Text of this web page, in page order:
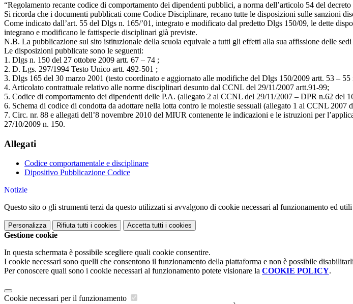
“Regolamento recante codice di comportamento dei dipendenti pubblici, a norma dell’articolo 54 del
Si ricorda che i documenti pubblicati come Codice Disciplinare, recano tutte le disposizioni sulle sanzioni
Come indicato dall’art. 55 del Dlgs n. 165/’01, integrato e modificato dal predetto Dlgs 150/09, le dette
integrano e modificano le fattispecie disciplinari già previste.
N.B. La pubblicazione sul sito istituzionale della scuola equivale a tutti gli effetti alla sua affissione delle
Le disposizioni pubblicate sono le seguenti:
1. Dlgs n. 150 del 27 ottobre 2009 artt. 67 – 74 ;
2. D. Lgs. 297/1994 Testo Unico artt. 492-501 ;
3. Dlgs 165 del 30 marzo 2001 (testo coordinato e aggiornato alle modifiche del Dlgs 150/2009 artt. 53 – 55
4. Articolato contrattuale relativo alle norme disciplinari desunto dal CCNL del 29/11/2007 artt.91-99;
5. Codice di comportamento dei dipendenti delle P.A. (allegato 2 al CCNL del 29/11/2007 – DPR n.62 del
6. Schema di codice di condotta da adottare nella lotta contro le molestie sessuali (allegato 1 al CCNL 2007
7. Circ. nr. 88 e allegati dell’8 novembre 2010 del MIUR contenente le indicazioni e le istruzioni per
27/10/2009 n. 150.
Allegati
Codice comportamentale e disciplinare
Dipositivo Pubblicazione Codice
Notizie
Questo sito o gli strumenti terzi da questo utilizzati si avvalgono di cookie necessari al funzionamento ed
Personalizza Rifiuta tutti i cookies Accetta tutti i cookies
Gestione cookie
In questa schermata è possibile scegliere quali cookie consentire.
I cookie necessari sono quelli che consentono il funzionamento della piattaforma e non è possibile
Per conoscere quali sono i cookie necessari al funzionamento potete visionare la COOKIE POLICY.
Cookie necessari per il funzionamento